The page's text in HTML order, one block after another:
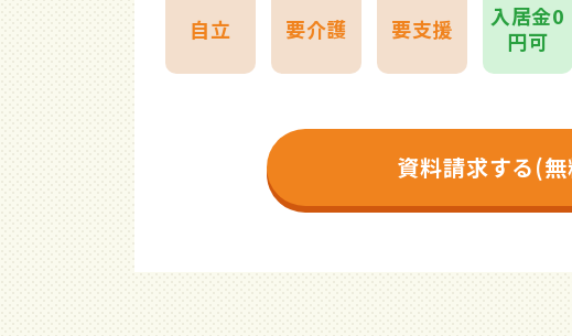
自立 要介護 要支援
入居金0
円可
資料請求する(